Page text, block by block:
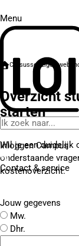
Menu
Inloggen Campus
Contact& service
Cursussen Eigen
Overzicht
starten
Wil je een duidelijk
onderstaande
kostenoverzicht.
Jouw gegevens
Mw.
Dhr.